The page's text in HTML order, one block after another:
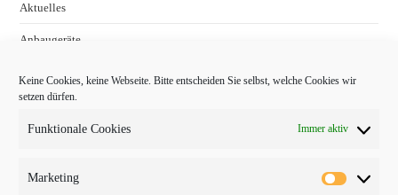
Keine Cookies, keine Webseite. Bitte entscheiden Sie selbst, welche Cookies wir
setzen dürfen.
Funktionale Cookies Immer aktiv
Marketing
Aktuelles
Anbaugeräte
Baumaschinen
Fachmessen